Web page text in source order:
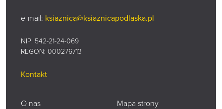
e-mail: ksiaznica@ksiaznicapodlaska.pl
NIP: 542-21-24-069
REGON: 000276713
Kontakt
O nas
Mapa strony